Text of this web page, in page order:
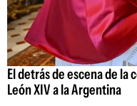
El detrás de escena de la
León XIV a la Argentina